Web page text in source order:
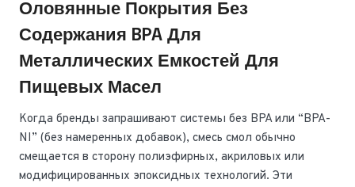
Оловянные Покрытия Без
Содержания BPA Для
Металлических Емкостей Для
Пищевых Масел
Когда бренды запрашивают системы без BPA или “BPA-
NI” (без намеренных добавок), смесь смол обычно
смещается в сторону полиэфирных, акриловых или
модифицированных эпоксидных технологий. Эти